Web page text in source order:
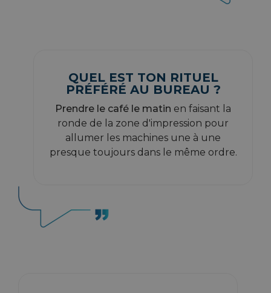
QUEL EST TON RITUEL
PRÉFÉRÉ AU BUREAU ?
Prendre le café le matin en faisant la
ronde de la zone d'impression pour
allumer les machines une à une
presque toujours dans le même ordre.